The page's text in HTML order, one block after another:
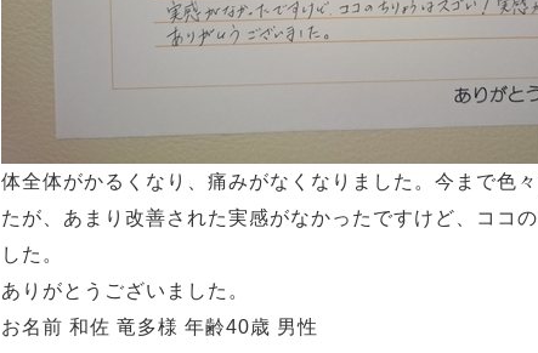
体全体がかるくなり、痛みがなくなりました。今まで色
たが、あまり改善された実感がなかったですけど、ココ
した。
ありがとうございました。
お名前 和佐 竜多様 年齢40歳 男性